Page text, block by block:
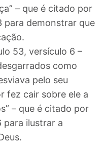
– que é citado por
para demonstrar que
53, versículo 6 –
como
pelo seu
fez cair sobre ele a
– que é citado por
para ilustrar a